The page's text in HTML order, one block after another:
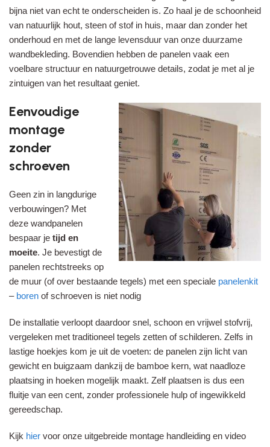
bijna niet van echt te onderscheiden is. Zo haal je de schoonheid
van natuurlijk hout, steen of stof in huis, maar dan zonder het
onderhoud en met de lange levensduur van onze duurzame
wandbekleding. Bovendien hebben de panelen vaak een
voelbare structuur en natuurgetrouwe details, zodat je met al je
zintuigen van het resultaat geniet.
Eenvoudige
montage
zonder
schroeven
Geen zin in langdurige
verbouwingen? Met
deze wandpanelen
bespaar je tijd en
moeite. Je bevestigt de
panelen rechtstreeks op
de muur (of over bestaande tegels) met een speciale panelenkit
– boren of schroeven is niet nodig
De installatie verloopt daardoor snel, schoon en vrijwel stofvrij,
vergeleken met traditioneel tegels zetten of schilderen. Zelfs in
lastige hoekjes kom je uit de voeten: de panelen zijn licht van
gewicht en buigzaam dankzij de bamboe kern, wat naadloze
plaatsing in hoeken mogelijk maakt. Zelf plaatsen is dus een
fluitje van een cent, zonder professionele hulp of ingewikkeld
gereedschap.
Kijk hier voor onze uitgebreide montage handleiding en video